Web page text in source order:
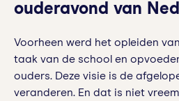
ouderavond van
Voorheen werd het opleiden
taak van de school en
ouders. Deze visie is de
veranderen. En dat is niet